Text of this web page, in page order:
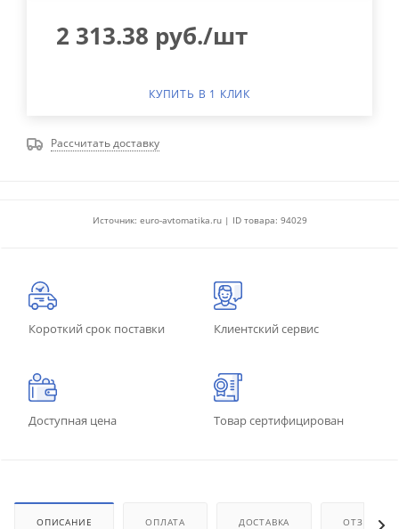
2 313.38 руб./шт
КУПИТЬ В 1 КЛИК
Рассчитать доставку
Источник: euro-avtomatika.ru | ID товара: 94029
Короткий срок поставки Клиентский сервис
Доступная цена Товар сертифицирован
ОПИСАНИЕ ОПЛАТА ДОСТАВКА ОТЗЫВЫ